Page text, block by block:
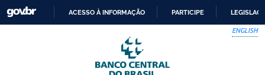
Skip to main content
PARA
O
CONTEÚDO
ACESSO À INFORMAÇÃO PARTICIPE
ENGLISH